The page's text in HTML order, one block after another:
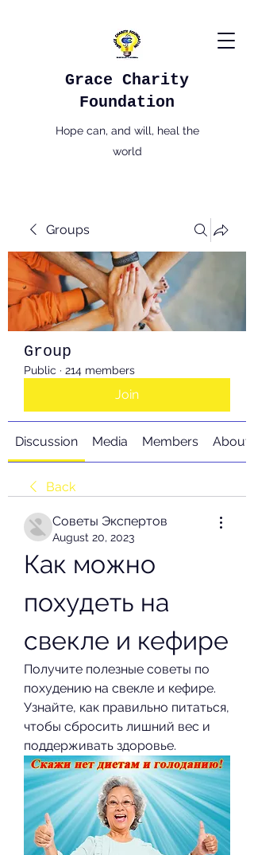
Grace Charity
Foundation
Hope can, and will, heal the
world
Groups
Group
Public · 214 members
Join
Discussion Media Members About
Back
Советы Экспертов
August 20, 2023
Как можно
похудеть на
свекле и кефире
Получите полезные советы по
похудению на свекле и кефире.
Узнайте, как правильно питаться,
чтобы сбросить лишний вес и
поддерживать здоровье.